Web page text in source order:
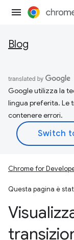
Blog
Google utilizza la
lingua preferita. Le
contenere errori.
Chrome for
Questa pagina è